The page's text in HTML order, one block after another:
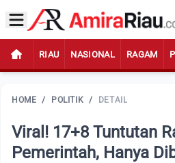
RIAU NASIONAL RAGAM
HOME / POLITIK / DETAIL
Viral! 17+8 Tuntutan
Pemerintah, Hanya